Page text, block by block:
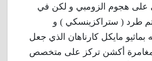
على هجوم الزومبي و لكن في
تم طرد ( ستراكزينسكي ) و
بماثيو مايكل كارناهان الذي جعل
مغامرة أكشن تركز على متخصص